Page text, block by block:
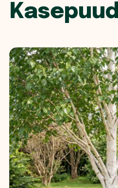
Kasepuud